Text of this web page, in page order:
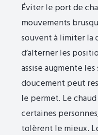
Éviter le port de
mouvements
souvent à limiter la
d’alterner les
assise augmente
doucement peut
le permet. Le
certaines
tolèrent le mieux.